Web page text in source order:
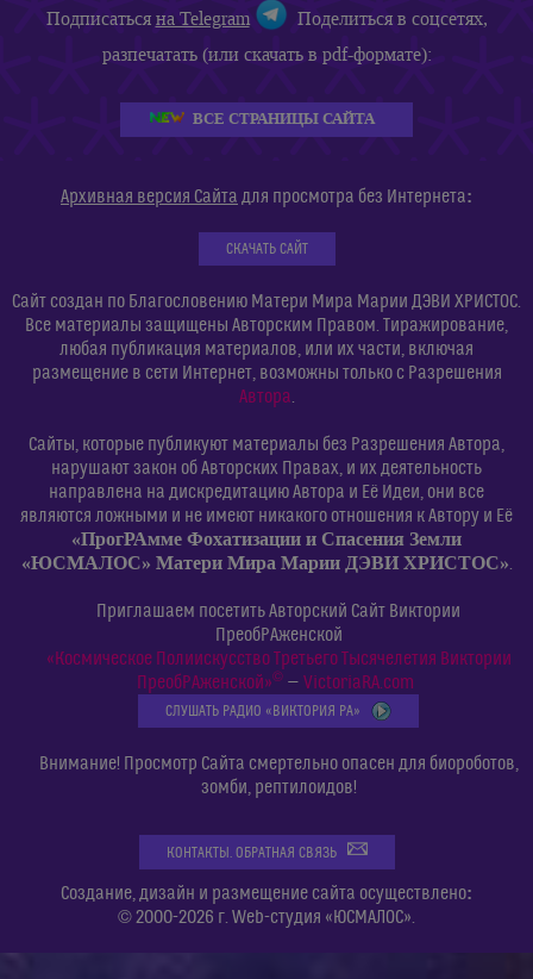
Подписатьсяна Telegram
Поделиться в соцсетях,
разпечатать (или скачать в pdf-формате):
ВСЕ СТРАНИЦЫ САЙТА
Архивная версия Сайта для просмотра без Интернета:
СКАЧАТЬ САЙТ
Сайт создан по Благословению Матери Мира Марии ДЭВИ ХРИСТОС.
Все материалы защищены Авторским Правом. Тиражирование,
любая публикация материалов, или их части, включая
размещение в сети Интернет, возможны только с Разрешения
Автора.
Сайты, которые публикуют материалы без Разрешения Автора,
нарушают закон об Авторских Правах, и их деятельность
направлена на дискредитацию Автора и Её Идеи, они все
являются ложными и не имеют никакого отношения к Автору и Её
«ПрогРАмме Фохатизации и Спасения Земли
«ЮСМАЛОС» Матери Мира Марии ДЭВИ ХРИСТОС».
Приглашаем посетить Авторский Сайт Виктории
ПреобРАженской
«Космическое Полиискусство Третьего Тысячелетия Виктории
ПреобРАженской»©— VictoriaRA.com
СЛУШАТЬ РАДИО «ВИКТОРИЯ РА»
Внимание! Просмотр Сайта смертельно опасен для биороботов,
зомби, рептилоидов!
КОНТАКТЫ. ОБРАТНАЯ СВЯЗЬ
Создание, дизайн и размещение сайта осуществлено:
© 2000-2026 г. Web-студия «ЮСМАЛОС».